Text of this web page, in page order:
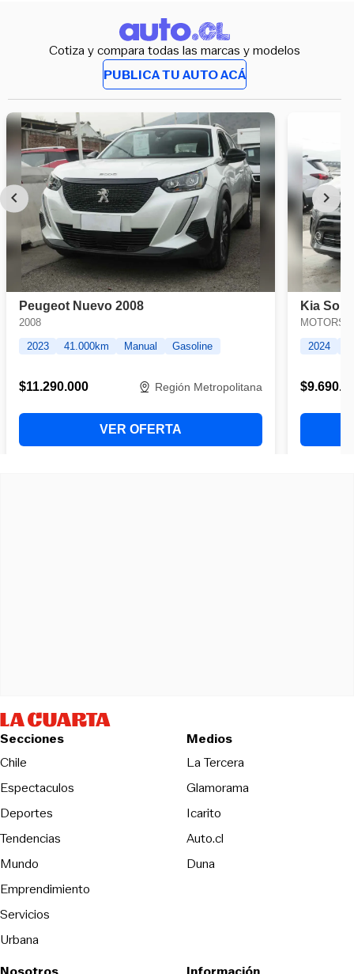
Cotiza y compara todas las marcas y modelos
PUBLICA TU AUTO ACÁ
Secciones
Chile
Espectaculos
Deportes
Tendencias
Mundo
Emprendimiento
Servicios
Urbana
Medios
La TerceraOpens in new
Glamorama
Icarito
Auto.cl
DunaOpens in new window